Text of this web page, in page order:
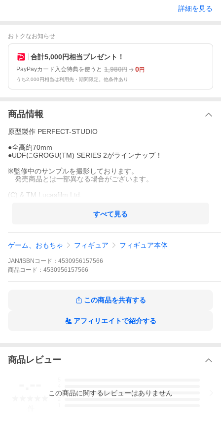
詳細を見る
おトクなお知らせ
合計5,000円相当プレゼント！
PayPayカード入会特典を使うと 1,980円 0円
うち2,000円相当は利用先・期間限定。他条件あり
商品情報
原型製作 PERFECT-STUDIO
●全高約70mm
●UDFにGROGU(TM) SERIES 2がラインナップ！
※監修中のサンプルを撮影しております。
発売商品とは一部異なる場合がございます。
(C) & TM Lucasfilm Ltd.
すべて見る
ゲーム、おもちゃ フィギュア フィギュア本体
JAN/ISBNコード： 4530956157566
商品 コード： 4530956157566
この商品を共有する
アフィリエイトで紹介する
商品レビュー
3
この商品に関するレビューはありません